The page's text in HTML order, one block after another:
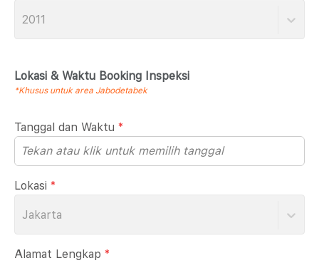
2011
Lokasi & Waktu Booking Inspeksi
*Khusus untuk area Jabodetabek
Tanggal dan Waktu *
Lokasi *
Jakarta
Alamat Lengkap *